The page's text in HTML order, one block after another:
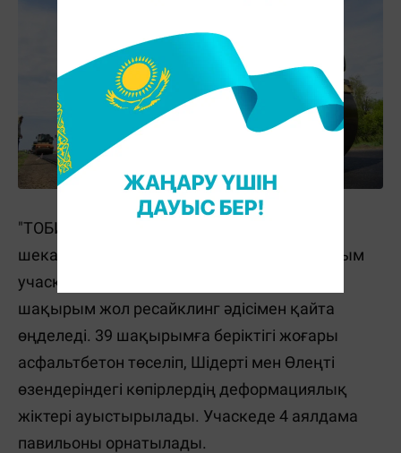
"ТОБИ" компаниясы "Ақтөбе–Орал–РФ
шекарасы" автожолының 369–408 шақырым
учаскесін де жөндеп жатыр. Мұнда 26
шақырым жол ресайклинг әдісімен қайта
өңделеді. 39 шақырымға беріктігі жоғары
асфальтбетон төселіп, Шідерті мен Өлеңті
өзендеріндегі көпірлердің деформациялық
жіктері ауыстырылады. Учаскеде 4 аялдама
павильоны орнатылады.